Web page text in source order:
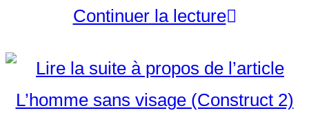
Continuer la lecture